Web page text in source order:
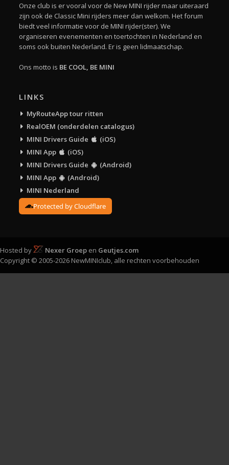
Onze club is er vooral voor de New MINI rijder maar uiteraard
zijn ook de Classic Mini rijders meer dan welkom. Het forum
biedt veel informatie voor de MINI rijder(ster). We
organiseren evenementen en toertochten in Nederland en
soms ook buiten Nederland. Er is geen lidmaatschap.
Ons motto is BE COOL, BE MINI
LINKS
MyRouteApp tour ritten
RealOEM (onderdelen catalogus)
MINI Drivers Guide
(iOS)
MINI App
(iOS)
MINI Drivers Guide
(Android)
MINI App
(Android)
MINI Nederland
Protected by Cloudflare
Hosted by Nexer Groep en Geutjes.com
Copyright © 2005-2026 NewMINIclub, alle rechten voorbehouden